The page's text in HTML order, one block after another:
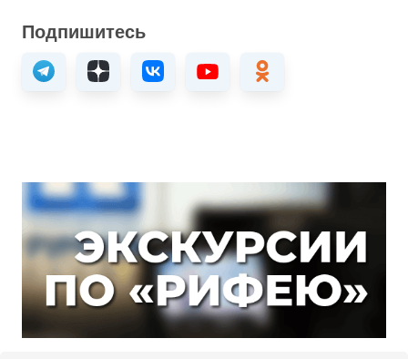
Подпишитесь